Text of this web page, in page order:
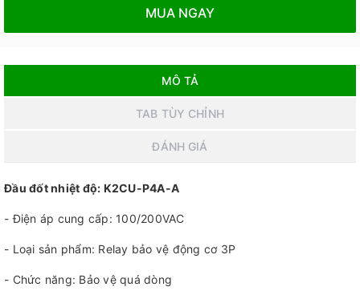
MUA NGAY
MÔ TẢ
TAB TÙY CHỈNH
ĐÁNH GIÁ
Đầu đốt nhiệt độ: K2CU-P4A-A
- Điện áp cung cấp: 100/200VAC
- Loại sản phẩm: Relay bảo vệ động cơ 3P
- Chức năng: Bảo vệ quá dòng